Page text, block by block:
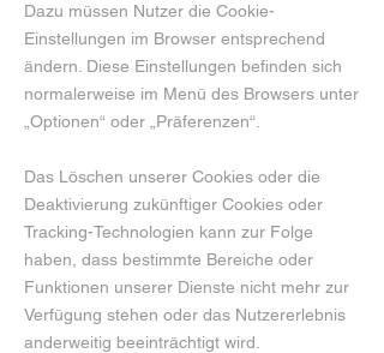
Dazu müssen Nutzer die Cookie-
Einstellungen im Browser entsprechend
ändern. Diese Einstellungen befinden sich
normalerweise im Menü des Browsers unter
„Optionen“ oder „Präferenzen“.
Das Löschen unserer Cookies oder die
Deaktivierung zukünftiger Cookies oder
Tracking-Technologien kann zur Folge
haben, dass bestimmte Bereiche oder
Funktionen unserer Dienste nicht mehr zur
Verfügung stehen oder das Nutzererlebnis
anderweitig beeinträchtigt wird.